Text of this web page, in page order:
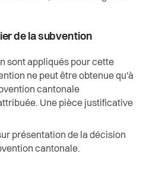
de la subvention
sont appliqués pour cette
ne peut être obtenue qu'à
cantonale
Une pièce justificative
présentation de la décision
cantonale.